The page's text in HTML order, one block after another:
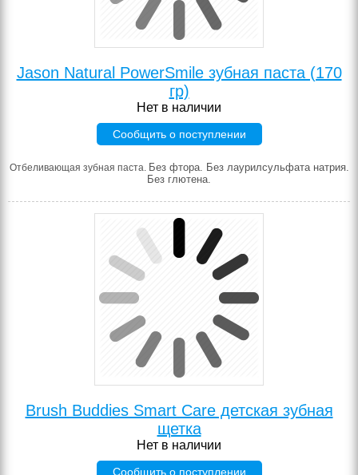
Jason Natural PowerSmile зубная паста (170
гр)
Нет в наличии
Сообщить о поступлении
Отбеливающая зубная паста. Без фтора. Без лаурилсульфата натрия.
Без глютена.
Brush Buddies Smart Care детская зубная
щетка
Нет в наличии
Сообщить о поступлении